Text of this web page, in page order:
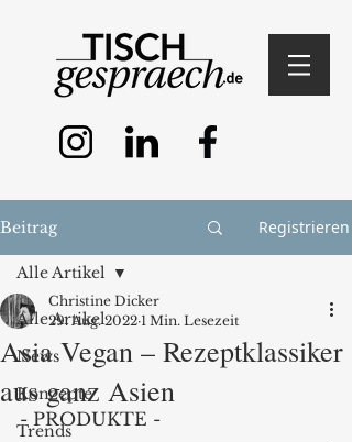
Beitrag Registrieren
Alle Artikel
News
Konzepte
Trends
Alle Artikel
Asia Vegan – Rezeptklassiker
aus ganz Asien
Christine Dicker
29. Aug. 2022 1 Min. Lesezeit
- PRODUKTE -